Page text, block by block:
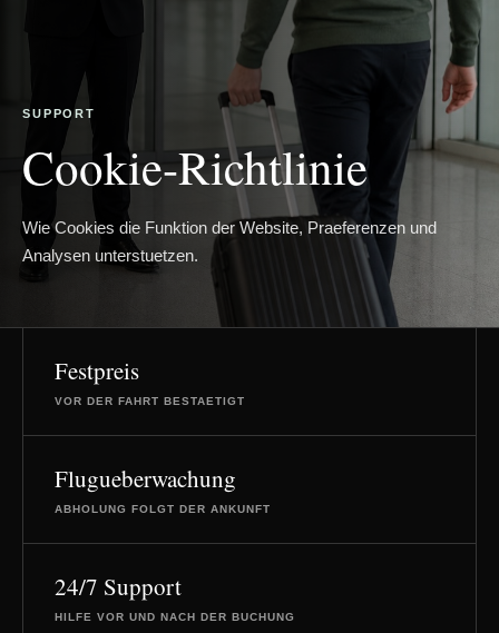
SUPPORT
Cookie-Richtlinie
Wie Cookies die Funktion der Website, Praeferenzen und
Analysen unterstuetzen.
Festpreis
VOR DER FAHRT BESTAETIGT
Flugueberwachung
ABHOLUNG FOLGT DER ANKUNFT
24/7 Support
HILFE VOR UND NACH DER BUCHUNG